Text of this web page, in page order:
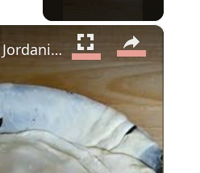
×
On part en Jordanie avec El Makmoura, un grand plat de fête en couches de pâte maison